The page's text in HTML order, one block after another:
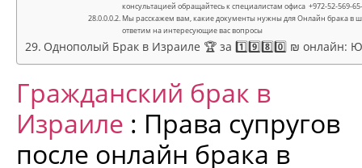
консультацией обращайтесь к специалистам офиса +972-52-569-
Мы расскажем вам, какие документы нужны для Онлайн брака в
ответим на интересующие вас вопросы
Однополый Брак в Израиле 🏆 за 1️⃣9️⃣8️⃣0️⃣ ₪ онлайн:
Гражданский брак в
Израиле : Права супругов
после онлайн брака в